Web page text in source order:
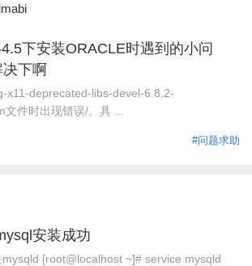
下安装ORACLE时遇到的小问
下啊
x11-deprecated-libs-devel-6.8.2-
件时出现错误/。具 ...
#问题求助
安装成功
[root@localhost ~]# service mysqld